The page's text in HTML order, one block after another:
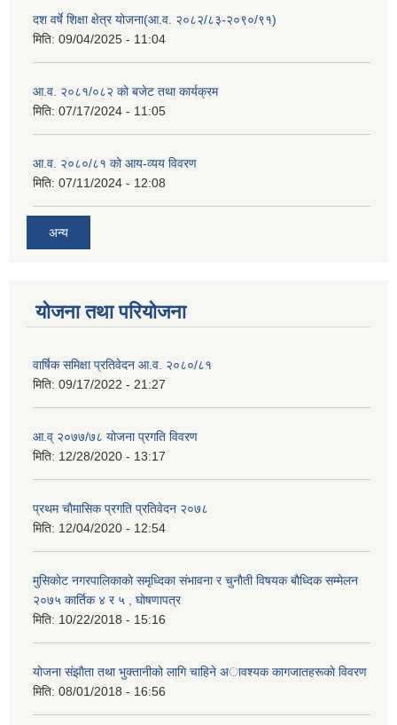
दश वर्षे शिक्षा क्षेत्र योजना(आ.व. २०८२/८३-२०९०/९१)
मिति: 09/04/2025 - 11:04
आ.व. २०८१/०८२ को बजेट तथा कार्यक्रम
मिति: 07/17/2024 - 11:05
आ.व. २०८०/८१ को आय-व्यय विवरण
मिति: 07/11/2024 - 12:08
अन्य
योजना तथा परियोजना
वार्षिक समिक्षा प्रतिवेदन आ.व. २०८०/८१
मिति: 09/17/2022 - 21:27
आ.व् २०७७/७८ योजना प्रगति विवरण
मिति: 12/28/2020 - 13:17
प्रथम चाैमासिक प्रगति प्रतिवेदन २०७८
मिति: 12/04/2020 - 12:54
मुसिकाेट नगरपालिकाकाे समृध्दिका संभावना र चुनाैती विषयक बाैध्दिक सम्मेलन
२०७५ कार्तिक ४ र ५ , घाेषणापत्र
मिति: 10/22/2018 - 15:16
याेजना संझाैता तथा भुक्तानीकाे लागि चाहिने अावश्यक कागजातहरूकाे विवरण
मिति: 08/01/2018 - 16:56